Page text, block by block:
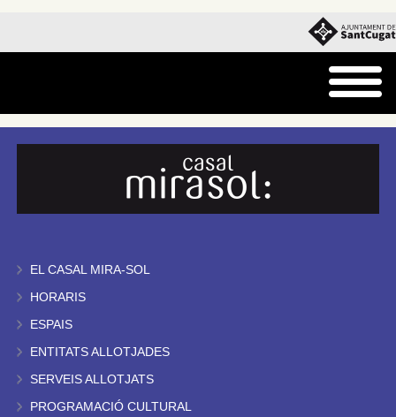
EL CASAL MIRA-SOL
HORARIS
ESPAIS
ENTITATS ALLOTJADES
SERVEIS ALLOTJATS
PROGRAMACIÓ CULTURAL